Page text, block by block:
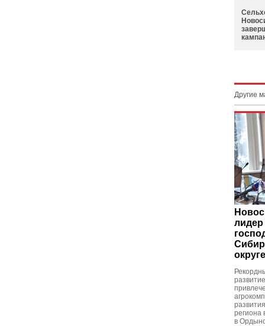
Другие
округе
региона
в